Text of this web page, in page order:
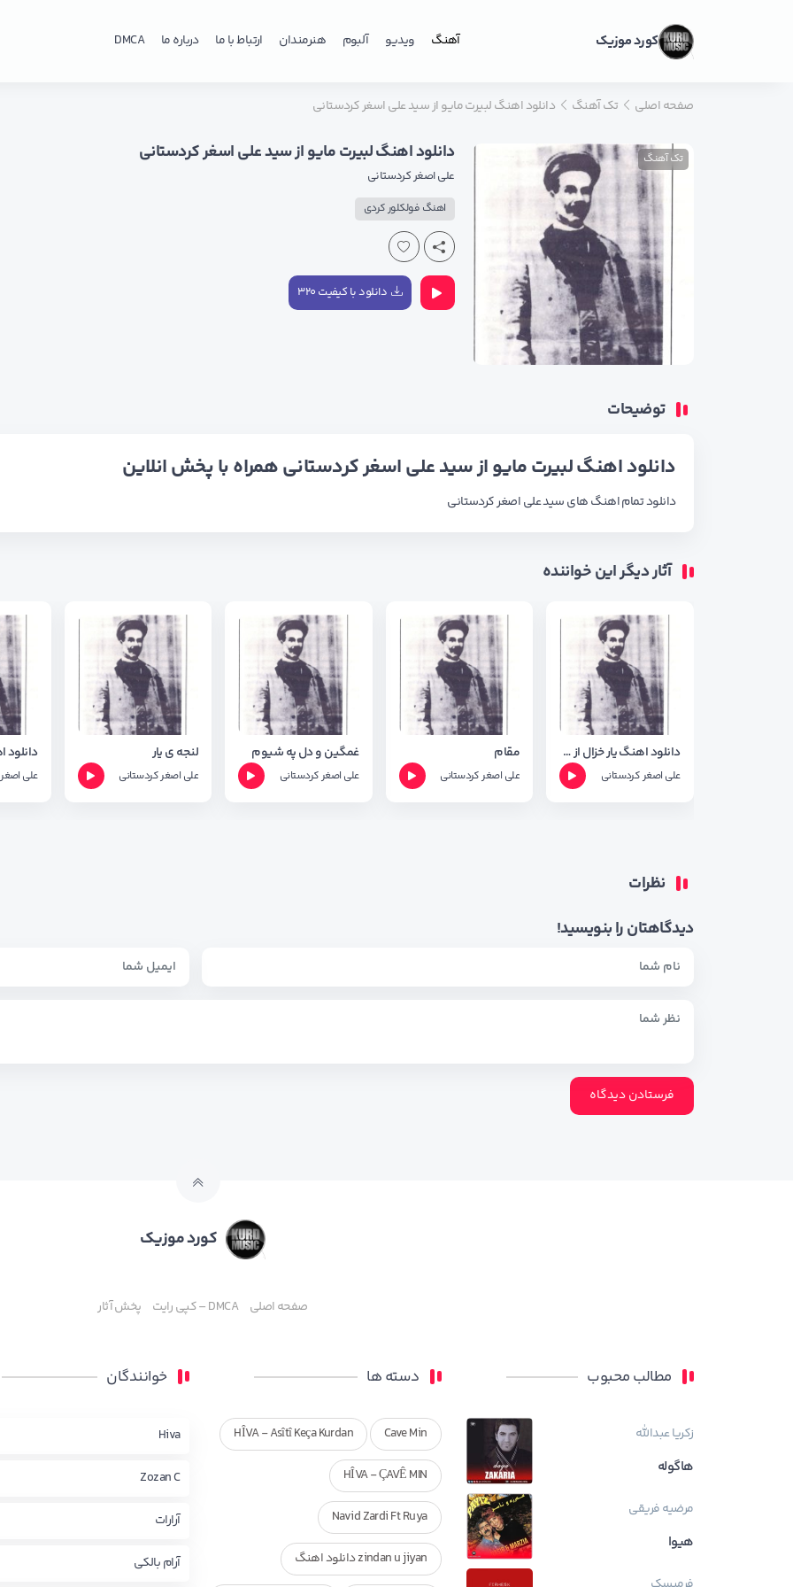
کورد موزیک آهنگ ویدیو آلبوم هنرمندان ارتباط با ما درباره ما DMCA
صفحه اصلی تک آهنگ دانلود اهنگ لبیرت مایو از سید علی اسغر کردستانی
تک آهنگ دانلود اهنگ لبیرت مایو از سید علی اسغر کردستانی
علی اصغر کردستانی
اهنگ فولکلور کردی
دانلود با کیفیت ۳۲۰
توضیحات
دانلود اهنگ لبیرت مایو از سید علی اسغر کردستانی همراه با پخش انلاین
دانلود تمام اهنگ هایسید علی اصغر کردستانی
آثار دیگر این خواننده
دانلود اهنگ یار خزال از علی اصغر کردستانی
علی اصغر کردستانی
مقام
علی اصغر کردستانی
غمگین و دل په شیوم
علی اصغر کردستانی
لنجه ی یار
علی اصغر کردستانی علی
نظرات
دیدگاهتان را بنویسید!
کورد موزیک
صفحه اصلی DMCA – کپی رایت پخش آثار
مطالب محبوب
زکریا عبدالله
هاگوله
مرضیه فریقی
هیوا
دسته ها
Cave Min
HÎVA - Asîtî Keça Kurdan
HÎVA - ÇAVÊ MIN
Navid Zardi Ft Ruya
zindan u jiyan دانلود اهنگ
خوانندگان
Hiva
Zozan C
آرارات
آرام بالکی